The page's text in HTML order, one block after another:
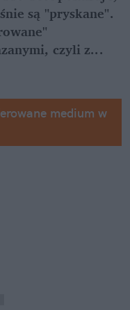
są "pryskane".
czyli z...
medium w